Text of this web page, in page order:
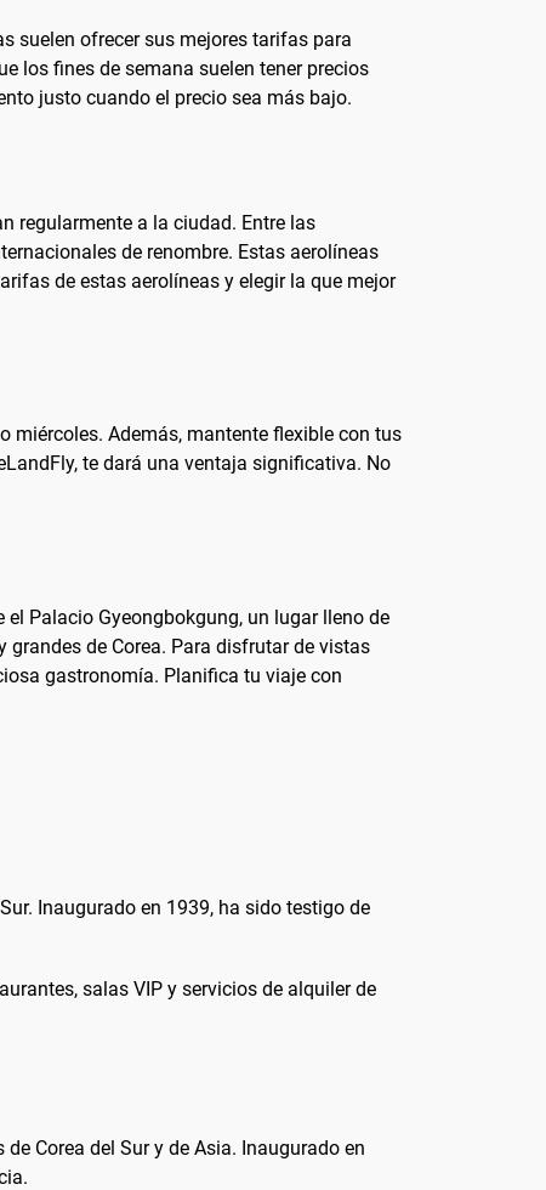
suelen ofrecer sus mejores tarifas para
los fines de semana suelen tener precios
justo cuando el precio sea más bajo.
regularmente a la ciudad. Entre las
de renombre. Estas aerolíneas
de estas aerolíneas y elegir la que mejor
miércoles. Además, mantente flexible con tus
te dará una ventaja significativa. No
Palacio Gyeongbokgung, un lugar lleno de
de Corea. Para disfrutar de vistas
gastronomía. Planifica tu viaje con
Inaugurado en 1939, ha sido testigo de
salas VIP y servicios de alquiler de
Corea del Sur y de Asia. Inaugurado en